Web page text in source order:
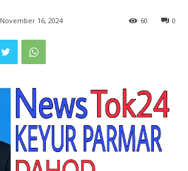
November 16, 2024 0
60